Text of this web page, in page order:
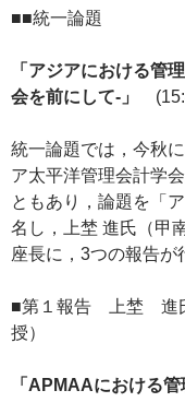
■■統一論題
「アジアにおける管
会を前にして‐」
統一論題では，今秋
ア太平洋管理会計学
ともあり，論題を「
名し，上埜 進氏（甲
座長に，3つの報告が
■第１報告 上埜 進
授）
「APMAAにおける管